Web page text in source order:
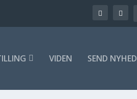
VIDEN SEND NYHED